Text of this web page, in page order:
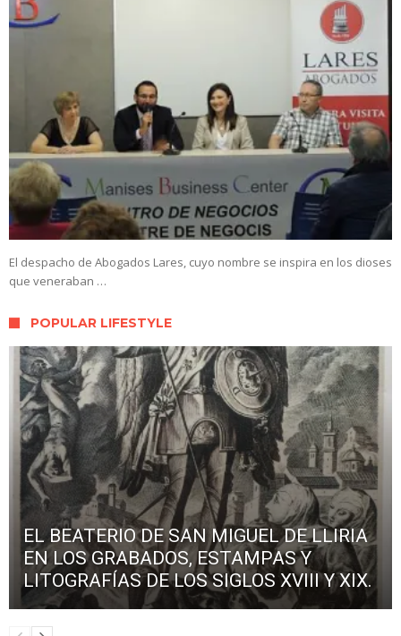
El despacho de Abogados Lares, cuyo nombre se inspira en los dioses
que veneraban …
POPULAR LIFESTYLE
EL BEATERIO DE SAN MIGUEL DE LLIRIA
EN LOS GRABADOS, ESTAMPAS Y
LITOGRAFÍAS DE LOS SIGLOS XVIII Y XIX.